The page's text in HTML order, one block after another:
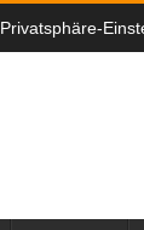
Privatsphäre-